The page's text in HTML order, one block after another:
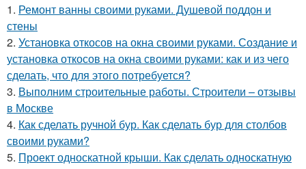
1. Ремонт ванны своими руками. Душевой поддон и
стены
2. Установка откосов на окна своими руками. Создание и
установка откосов на окна своими руками: как и из чего
сделать, что для этого потребуется?
3. Выполним строительные работы. Строители – отзывы
в Москве
4. Как сделать ручной бур. Как сделать бур для столбов
своими руками?
5. Проект односкатной крыши. Как сделать односкатную